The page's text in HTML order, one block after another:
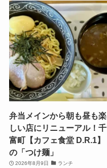
弁当メインから朝も昼も楽
しい店にリニューアル！千
富町【カフェ食堂 D.R.1】
の「つけ麺」
2026年8月9日 ランチ